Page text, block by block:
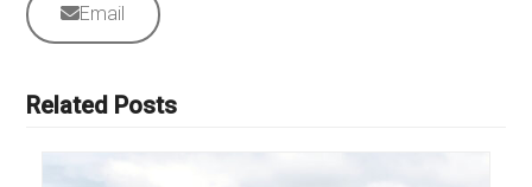
Email
Related Posts